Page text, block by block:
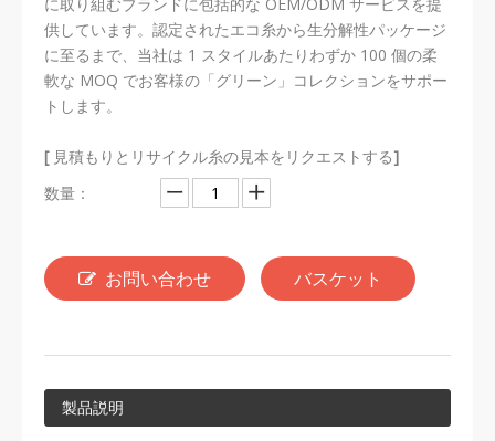
供しています。認定されたエコ糸から生分解性パッケージ
に至るまで、当社は 1 スタイルあたりわずか 100 個の柔
軟な MOQ でお客様の「グリーン」コレクションをサポー
トします。
[ 見積もりとリサイクル糸の見本をリクエストする]
数量：
お問い合わせ バスケット
製品説明